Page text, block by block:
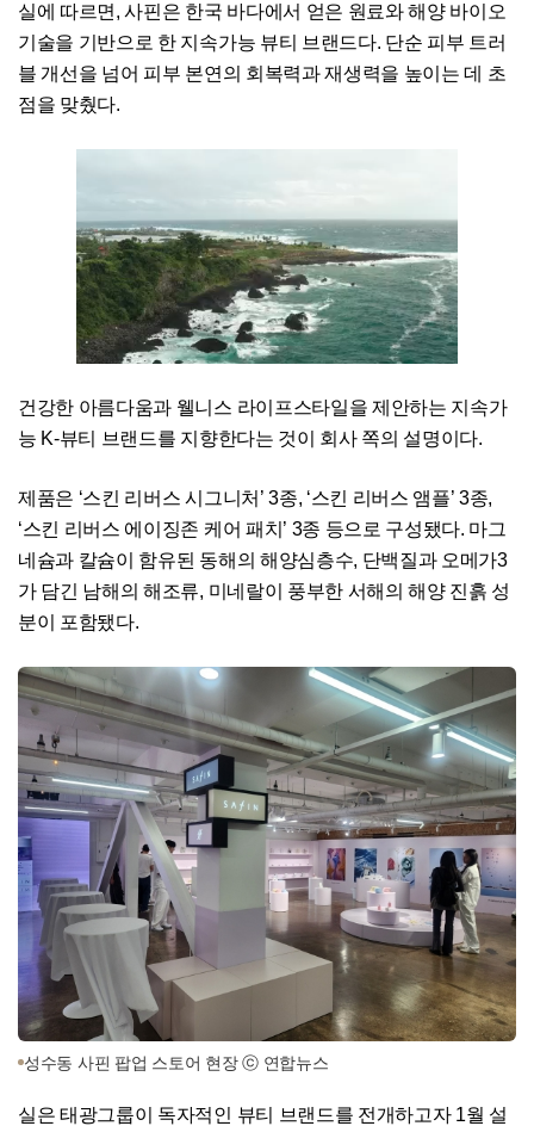
실에 따르면, 사핀은 한국 바다에서 얻은 원료와 해양 바이오
기술을 기반으로 한 지속가능 뷰티 브랜드다. 단순 피부 트러
블 개선을 넘어 피부 본연의 회복력과 재생력을 높이는 데 초
점을 맞췄다.
건강한 아름다움과 웰니스 라이프스타일을 제안하는 지속가
능 K-뷰티 브랜드를 지향한다는 것이 회사 쪽의 설명이다.
제품은 ‘스킨 리버스 시그니처’ 3종, ‘스킨 리버스 앰플’ 3종,
‘스킨 리버스 에이징존 케어 패치’ 3종 등으로 구성됐다. 마그
네슘과 칼슘이 함유된 동해의 해양심층수, 단백질과 오메가3
가 담긴 남해의 해조류, 미네랄이 풍부한 서해의 해양 진흙 성
분이 포함됐다.
성수동 사핀 팝업 스토어 현장 ⓒ 연합뉴스
실은 태광그룹이 독자적인 뷰티 브랜드를 전개하고자 1월 설